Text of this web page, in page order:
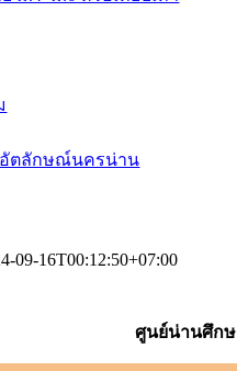
อัตลักษณ์นครน่าน
09-16T00:12:50+07:00
ศูนย์น่านศึก